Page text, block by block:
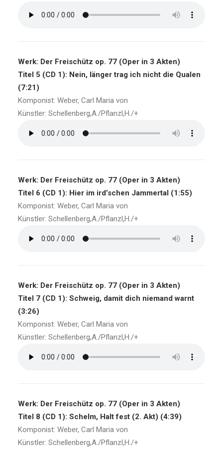
Werk: Der Freischütz op. 77 (Oper in 3 Akten)
Titel 5 (CD 1): Nein, länger trag ich nicht die Qualen
(7:21)
Komponist: Weber, Carl Maria von
Künstler: Schellenberg,A./Pflanzl,H./+
Werk: Der Freischütz op. 77 (Oper in 3 Akten)
Titel 6 (CD 1): Hier im ird’schen Jammertal (1:55)
Komponist: Weber, Carl Maria von
Künstler: Schellenberg,A./Pflanzl,H./+
Werk: Der Freischütz op. 77 (Oper in 3 Akten)
Titel 7 (CD 1): Schweig, damit dich niemand warnt
(3:26)
Komponist: Weber, Carl Maria von
Künstler: Schellenberg,A./Pflanzl,H./+
Werk: Der Freischütz op. 77 (Oper in 3 Akten)
Titel 8 (CD 1): Schelm, Halt fest (2. Akt) (4:39)
Komponist: Weber, Carl Maria von
Künstler: Schellenberg,A./Pflanzl,H./+